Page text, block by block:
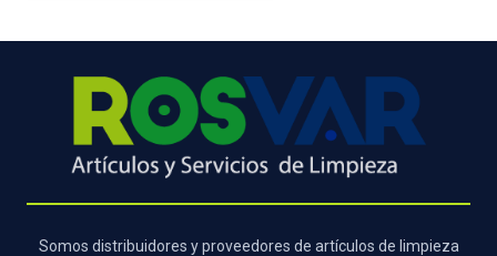
Somos distribuidores y proveedores de artículos de limpieza